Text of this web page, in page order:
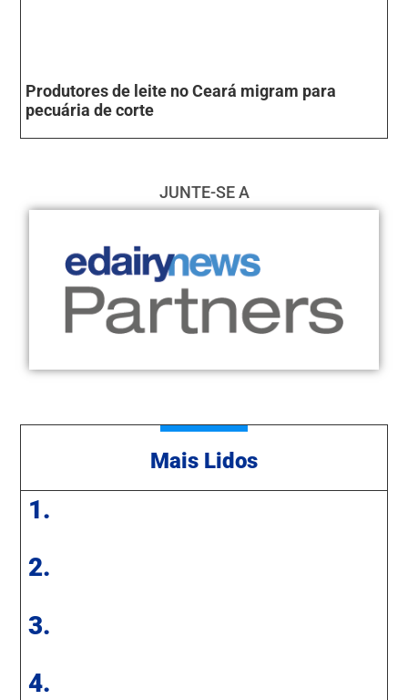
Produtores de leite no Ceará migram para
pecuária de corte
JUNTE-SE A
Mais Lidos
1.
2.
3.
4.